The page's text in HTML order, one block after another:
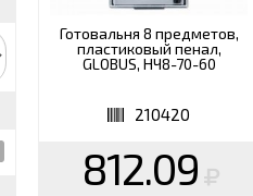
Готовальня 8 предметов,
пластиковый пенал,
GLOBUS, НЧ8-70-60
210420
812.09